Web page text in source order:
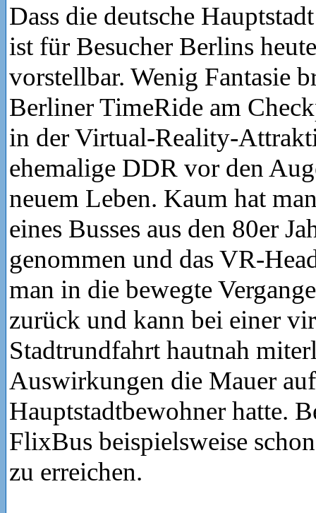
Dass die deutsche
ist für Besucher Berlins
vorstellbar. Wenig Fantasie
Berliner TimeRide am
in der Virtual-Reality-
ehemalige DDR vor den
neuem Leben. Kaum hat
eines Busses aus den 80er
genommen und das VR-
man in die bewegte
zurück und kann bei einer
Stadtrundfahrt hautnah
Auswirkungen die Mauer
Hauptstadtbewohner hatte.
FlixBus beispielsweise
zu erreichen.